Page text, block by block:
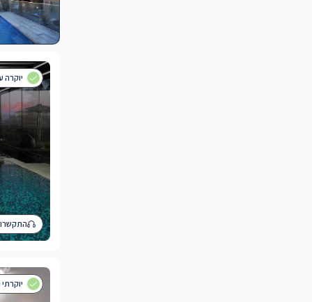
התקשרו
יוקרה